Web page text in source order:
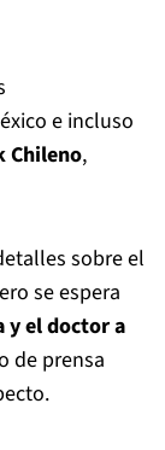
e incluso
Chileno,
sobre el
se espera
y el doctor a
de prensa